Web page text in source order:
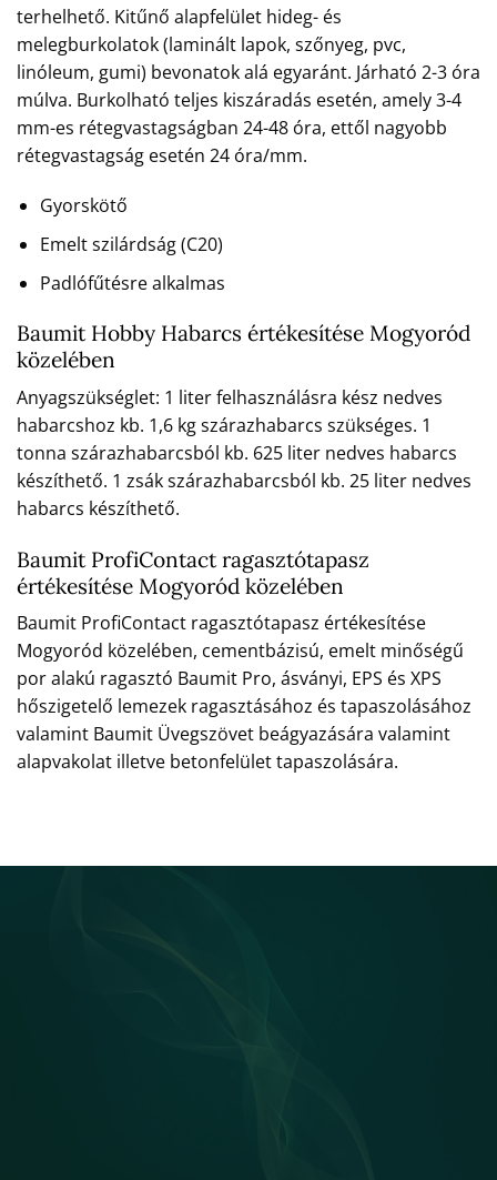
terhelhető. Kitűnő alapfelület hideg- és
melegburkolatok (laminált lapok, szőnyeg, pvc,
linóleum, gumi) bevonatok alá egyaránt. Járható 2-3 óra
múlva. Burkolható teljes kiszáradás esetén, amely 3-4
mm-es rétegvastagságban 24-48 óra, ettől nagyobb
rétegvastagság esetén 24 óra/mm.
Gyorskötő
Emelt szilárdság (C20)
Padlófűtésre alkalmas
Baumit Hobby Habarcs értékesítése Mogyoród
közelében
Anyagszükséglet: 1 liter felhasználásra kész nedves
habarcshoz kb. 1,6 kg szárazhabarcs szükséges. 1
tonna szárazhabarcsból kb. 625 liter nedves habarcs
készíthető. 1 zsák szárazhabarcsból kb. 25 liter nedves
habarcs készíthető.
Baumit ProfiContact ragasztótapasz
értékesítése Mogyoród közelében
Baumit ProfiContact ragasztótapasz értékesítése
Mogyoród közelében, cementbázisú, emelt minőségű
por alakú ragasztó Baumit Pro, ásványi, EPS és XPS
hőszigetelő lemezek ragasztásához és tapaszolásához
valamint Baumit Üvegszövet beágyazására valamint
alapvakolat illetve betonfelület tapaszolására.